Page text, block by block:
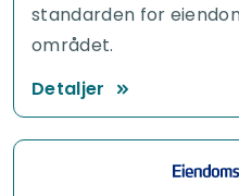
standarden for
området.
Detaljer